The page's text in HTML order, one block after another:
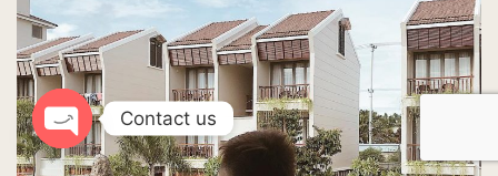
Contact us
Open